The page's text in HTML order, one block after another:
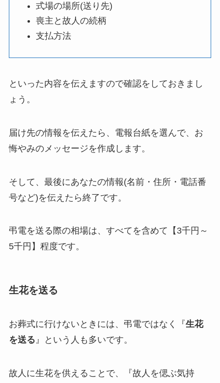
式場の場所(送り先)
喪主と故人の続柄
支払方法
といった内容を伝えますので確認をしておきまし
ょう。
届け先の情報を伝えたら、電報台紙を選んで、お
悔やみのメッセージを作成します。
そして、最後にあなたの情報(名前・住所・電話番
号など)を伝えたら終了です。
弔電を送る際の相場は、すべてを含めて【3千円～
5千円】程度です。
生花を送る
お葬式に行けないときには、弔電ではなく『生花
を送る 』という人も多いです。
故人に生花を供えることで、『故人を偲ぶ気持